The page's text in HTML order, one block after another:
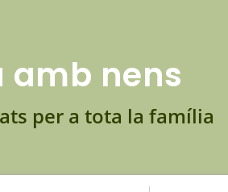
amb nens
per a tota la família